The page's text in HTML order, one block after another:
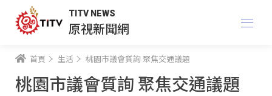
TITV NEWS
原視新聞網
首頁 生活 桃園市議會質詢 聚焦交通議題
桃園市議會質詢 聚焦交通議題